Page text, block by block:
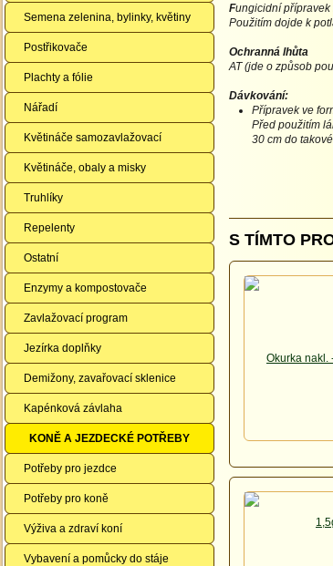
Semena zelenina, bylinky, květiny
Postřikovače
Plachty a fólie
Nářadí
Květináče samozavlažovací
Květináče, obaly a misky
Truhlíky
Repelenty
Ostatní
Enzymy a kompostovače
Zavlažovací program
Jezírka doplňky
Demižony, zavařovací sklenice
Kapénková závlaha
KONĚ A JEZDECKÉ POTŘEBY
Potřeby pro jezdce
Potřeby pro koně
Výživa a zdraví koní
Vybavení a pomůcky do stáje
Fungicidní přípravek
Použitím dojde k
Ochranná lhůta
AT (jde o způsob
Dávkování:
Přípravek ve
Před použitím
30 cm do
S TÍMTO